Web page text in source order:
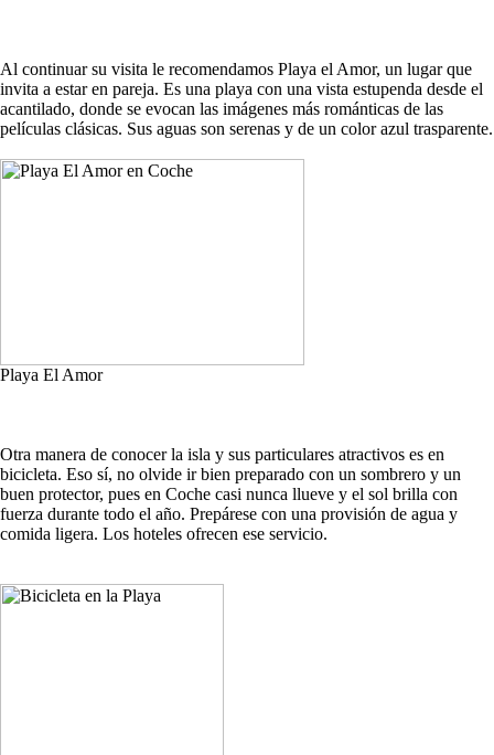
Al continuar su visita le recomendamos Playa el Amor, un lugar que
invita a estar en pareja. Es una playa con una vista estupenda desde el
acantilado, donde se evocan las imágenes más románticas de las
películas clásicas. Sus aguas son serenas y de un color azul trasparente.
Playa El Amor
Otra manera de conocer la isla y sus particulares atractivos es en
bicicleta. Eso sí, no olvide ir bien preparado con un sombrero y un
buen protector, pues en Coche casi nunca llueve y el sol brilla con
fuerza durante todo el año. Prepárese con una provisión de agua y
comida ligera. Los hoteles ofrecen ese servicio.